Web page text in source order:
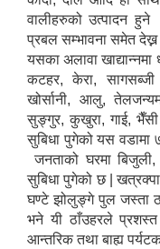
वालीहरुको उत्पादन
प्रबल सम्भावना समेत
यसका अलावा
कटहर, केरा, सागसब्जी
खोर्सानी, आलु,
सुङ्गुर, कुखुरा, गाई,
सुबिधा पुगेको यस
जनताको घरमा
सुबिधा पुगेको छ |
घण्टे झोलुङ्गे पुल जस्ता
भने यी ठाँउहरले प्रशस्त
आन्तरिक तथा बाह्य